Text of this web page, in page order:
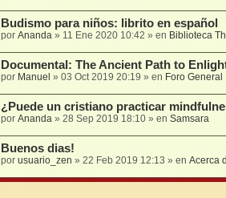
Budismo para niños: librito en español
por Ananda » 11 Ene 2020 10:42 » en Biblioteca
Documental: The Ancient Path to
por Manuel » 03 Oct 2019 20:19 » en Foro General
¿Puede un cristiano practicar
por Ananda » 28 Sep 2019 18:10» en Samsara
Buenos dias!
por usuario_zen » 22 Feb 2019 12:13 » en Acerca